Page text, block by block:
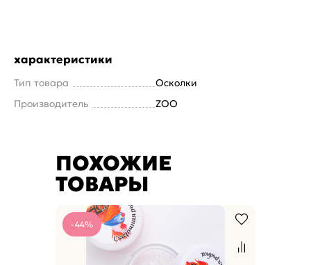
характеристики
Тип товара
Осколки
Производитель
ZOO
ПОХОЖИЕ
ТОВАРЫ
-44%